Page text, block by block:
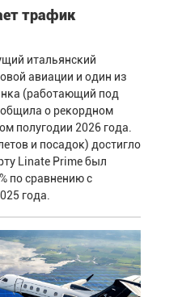
трафик
итальянский
авиации и один из
(работающий под
о рекордном
полугодии 2026 года.
и посадок) достигло
Linate Prime был
по сравнению с
года.